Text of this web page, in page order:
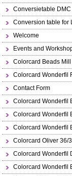
Conversietable
Conversion table for
Welcome
Events and
Colorcard Beads Mill
Colorcard Wonderfil
Contact Form
Colorcard Wonderfil
Colorcard Wonderfil
Colorcard Wonderfil
Colorcard Oliver 36/3
Colorcard Wonderfil
Colorcard Wonderfil